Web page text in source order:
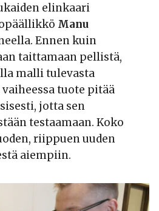
elinkaari
Manu
Ennen kuin
taittamaan pellistä,
malli tulevasta
tuote pitää
jotta sen
testaamaan. Koko
riippuen uuden
aiempiin.